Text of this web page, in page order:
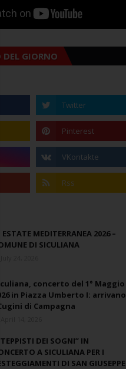
DEL GIORNO
ESTATE MEDITERRANEA 2026 –
DI SICULIANA
concerto del 1° Maggio
in Piazza Umberto I: arrivano
di Campagna
DEI SOGNI” IN
A SICULIANA PER I
DI SAN GIUSEPPE